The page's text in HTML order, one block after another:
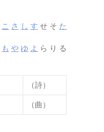
こ さ し す せ そ た
も や ゆ よ ら り る
（詩）
（曲）